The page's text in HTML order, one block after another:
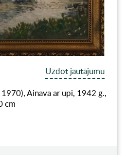
Uzdot jautājumu
Ainava ar upi, 1942 g.,
cm